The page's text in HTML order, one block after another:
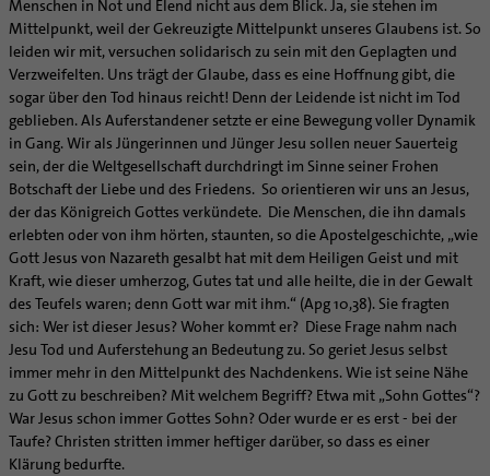
Unterstützungsangebote für Seelsorgende
Altenheim | Senioren
Menschen mit Behinderung
Muttersprachen
Hospiz
Internet- und Telefon
Krankenhaus
Künstler
Glaubenswege
Ehe - Familie - Geschlechtergerechtigkeit
Kategoriale und Diakonale Seelsorge
Notfall
Polizei- und Feuerwehr
Schule
Gefängnisseelsorge
Segensorte
Pastorale:r Mitarbeiter:in
Pastoralreferent:in
Priester
Kirchenmusiker:in
Religionslehrer:in
Freiwilligendienst
Soziale Berufe in der Caritas
Geistliche Gemeinschaften
Ritterorden
Ordo virginum
Bundeskonferenz der kirchlichen Archive in Deutschland
Partnerschaftsvereinbarung
Bolivienpartnerschaft Bistum Trier
Bolivienreise mit Bischof Heiner
Bolivientag 2026
Energetisches Sanieren
Fördermittel finden
Mobilität
Ökotheologie
Schöpfungsspiritualität
Umweltbildung
Zukunftsräume
Aktuelles
Veranstaltungen
#diegruenegemeinde
Internationale Freiwilligendienste
Netzwerk ChancenGleich
Büchereien
Medienstelle
Newsletter
Personalentwicklung
Unterstützungsangebot für Seelsorgende
Supervision
Coaching
Aufbrüche in der Kirche
Ehrenamtliche
KirchenZeitung online
Verwaltungsbeauftragte / Verwaltungsleitungen in
Pfarrgemeinden
Direktorium
Mitarbeitervertretung
Institutionelles Schutzkonzept
Kirchlicher Anzeiger
Kirchliches Arbeitsrecht
Schematismus
Menschen in Not und Elend nicht aus dem Blick. Ja, sie stehen im
Mittelpunkt, weil der Gekreuzigte Mittelpunkt unseres Glaubens ist. So
leiden wir mit, versuchen solidarisch zu sein mit den Geplagten und
Verzweifelten. Uns trägt der Glaube, dass es eine Hoffnung gibt, die
sogar über den Tod hinaus reicht! Denn der Leidende ist nicht im Tod
geblieben. Als Auferstandener setzte er eine Bewegung voller Dynamik
in Gang. Wir als Jüngerinnen und Jünger Jesu sollen neuer Sauerteig
sein, der die Weltgesellschaft durchdringt im Sinne seiner Frohen
Botschaft der Liebe und des Friedens. So orientieren wir uns an Jesus,
der das Königreich Gottes verkündete. Die Menschen, die ihn damals
erlebten oder von ihm hörten, staunten, so die Apostelgeschichte, „wie
Gott Jesus von Nazareth gesalbt hat mit dem Heiligen Geist und mit
Kraft, wie dieser umherzog, Gutes tat und alle heilte, die in der Gewalt
des Teufels waren; denn Gott war mit ihm.“ (Apg 10,38). Sie fragten
sich: Wer ist dieser Jesus? Woher kommt er? Diese Frage nahm nach
Jesu Tod und Auferstehung an Bedeutung zu. So geriet Jesus selbst
immer mehr in den Mittelpunkt des Nachdenkens. Wie ist seine Nähe
zu Gott zu beschreiben? Mit welchem Begriff? Etwa mit „Sohn Gottes“?
War Jesus schon immer Gottes Sohn? Oder wurde er es erst - bei der
Taufe? Christen stritten immer heftiger darüber, so dass es einer
Klärung bedurfte.